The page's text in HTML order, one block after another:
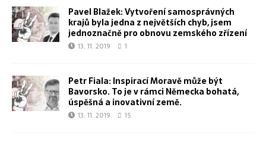
Pavel Blažek: Vytvoření samosprávných
krajů byla jedna z největších chyb, jsem
jednoznačně pro obnovu zemského zřízení
13. 11. 2019 1
Petr Fiala: Inspirací Moravě může být
Bavorsko. To je v rámci Německa bohatá,
úspěšná a inovativní země.
13. 11. 2019 15